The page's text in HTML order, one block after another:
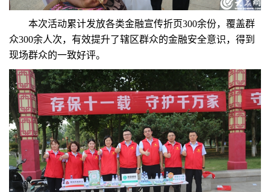
本次活动累计发放各类金融宣传折页300余份，覆盖群
众300余人次，有效提升了辖区群众的金融安全意识，得到
现场群众的一致好评。